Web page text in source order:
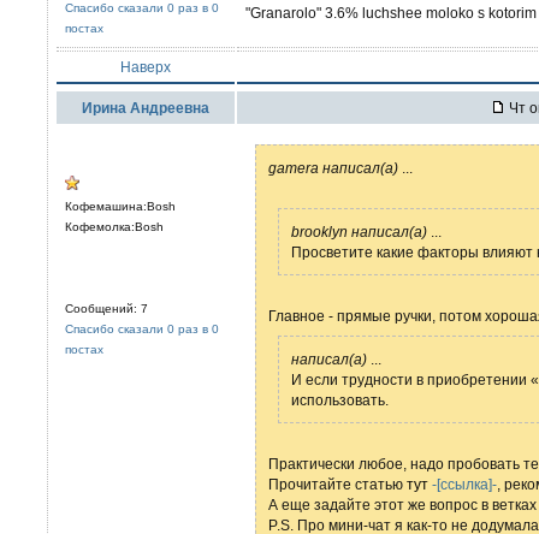
Спасибо сказали 0 раз в 0
постах
"Granarolo" 3.6% luchshee moloko s
Наверх
Ирина Андреевна Чт
Кофемашина:Bosh
Кофемолка:Bosh
Сообщений: 7
Спасибо сказали 0 раз в 0
постах
gamera написал(а)
brooklyn написал(а)
Просветите какие факторы
Главное - прямые ручки, потом
написал(а)
И если трудности в приобретении
использовать.
Практически любое, надо пробовать
Прочитайте статью тут -[ссылка]- ,
А еще задайте этот же вопрос в
P.S. Про мини-чат я как-то не